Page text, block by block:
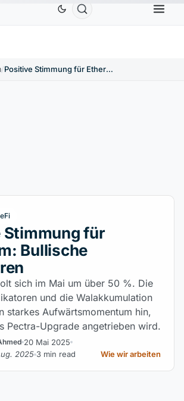
TetherUSDT 0,9991 $ BNB
/ Positive Stimmung für Ethereum: Bullische Indikatoren
Stimmung für
Bullische
sich im Mai um über 50 %. Die
und die Walakkumulation
starkes Aufwärtsmomentum hin,
Pectra-Upgrade angetrieben wird.
20 Mai 2025
2025 3 min read Wie wir arbeiten